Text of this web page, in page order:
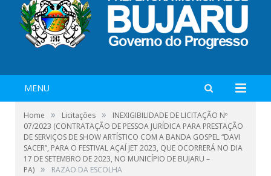
MENU
Home » Licitações »
INEXIGIBILIDADE DE LICITAÇÃO Nº
07/2023 (CONTRATAÇÃO DE PESSOA JURÍDICA PARA PRESTAÇÃO
DE SERVIÇOS DE SHOW ARTÍSTICO COM A BANDA GOSPEL “DAVI
SACER”, PARA O FESTIVAL AÇAÍ JET 2023, QUE OCORRERÁ NO DIA
17 DE SETEMBRO DE 2023, NO MUNICÍPIO DE BUJARU –
PA) » RAZAO DA ESCOLHA